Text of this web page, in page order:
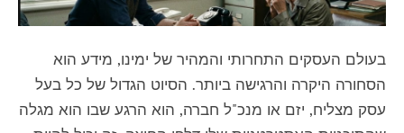
בעולם העסקים התחרותי והמהיר של ימינו, מידע הוא
הסחורה היקרה והרגישה ביותר. הסיוט הגדול של כל בעל
עסק מצליח, יזם או מנכ"ל חברה, הוא הרגע שבו הוא מגלה